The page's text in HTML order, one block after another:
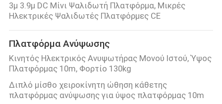
3μ 3.9μ DC Μίνι Ψαλιδωτή Πλατφόρμα, Μικρές
Ηλεκτρικές Ψαλιδωτές Πλατφόρμες CE
Πλατφόρμα Ανύψωσης
Κινητός Ηλεκτρικός Ανυψωτήρας Μονού Ιστού, Ύψος
Πλατφόρμας 10m, Φορτίο 130kg
Διπλό μίσθο χειροκίνητη ώθηση κάθετης
πλατφόρμας ανύψωσης για ύψος πλατφόρμας 10m